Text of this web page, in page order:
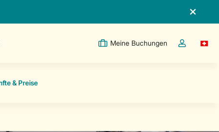
Meine Buchungen
Dropdown-